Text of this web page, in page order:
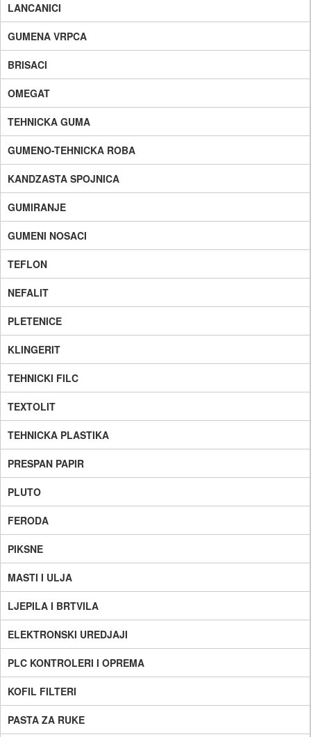
LANCANICI
GUMENA VRPCA
BRISACI
OMEGAT
TEHNICKA GUMA
GUMENO-TEHNICKA ROBA
KANDZASTA SPOJNICA
GUMIRANJE
GUMENI NOSACI
TEFLON
NEFALIT
PLETENICE
KLINGERIT
TEHNICKI FILC
TEXTOLIT
TEHNICKA PLASTIKA
PRESPAN PAPIR
PLUTO
FERODA
PIKSNE
MASTI I ULJA
LJEPILA I BRTVILA
ELEKTRONSKI UREDJAJI
PLC KONTROLERI I OPREMA
KOFIL FILTERI
PASTA ZA RUKE